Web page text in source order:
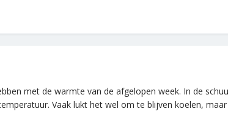
met de warmte van de afgelopen week. In de
Vaak lukt het wel om te blijven koelen,